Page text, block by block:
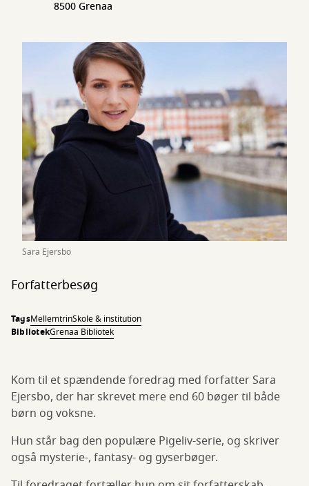
Sara Ejersbo
8500 Grenaa
Forfatterbesøg
TagsMellemtrinSkole & institution
BibliotekGrenaa Bibliotek
Kom til et spændende foredrag med forfatter Sara
Ejersbo, der har skrevet mere end 60 bøger til både
børn og voksne.
Hun står bag den populære Pigeliv-serie, og skriver
også mysterie-, fantasy- og gyserbøger.